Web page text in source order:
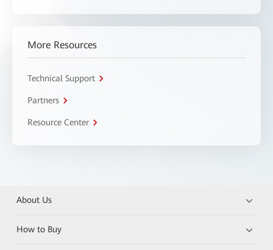
More Resources
Technical Support
Partners
Resource Center
About Us
How to Buy